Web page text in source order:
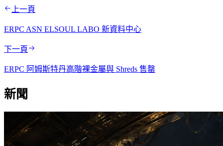
上一頁
ERPC ASN ELSOUL LABO 新資料中心
下一頁
ERPC 阿姆斯特丹高階裸金屬與 Shreds 售罄
新聞